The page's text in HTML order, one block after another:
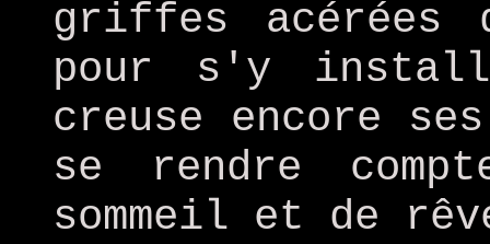
griffes acérées
pour s'y
creuse encore
se rendre
sommeil et de